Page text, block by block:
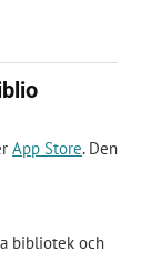
App Store. Den
bibliotek och